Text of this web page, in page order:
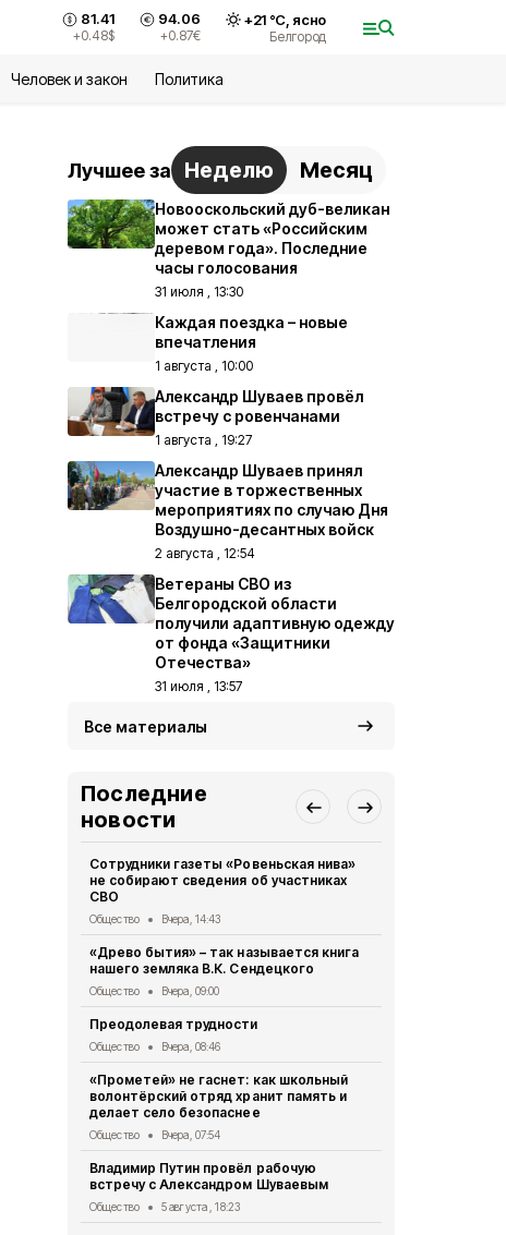
81.41
+0.48$
94.06
+0.87€
+21°С, ясно
Белгород
Человек и закон Политика
Лучшее за Неделю Месяц
Новооскольский дуб-великан
может стать «Российским
деревом года». Последние
часы голосования
31 июля , 13:30
Каждая поездка – новые
впечатления
1 августа , 10:00
Александр Шуваев провёл
встречу с ровенчанами
1 августа , 19:27
Александр Шуваев принял
участие в торжественных
мероприятиях по случаю Дня
Воздушно-десантных войск
2 августа , 12:54
Ветераны СВО из
Белгородской области
получили адаптивную одежду
от фонда «Защитники
Отечества»
31 июля , 13:57
Все материалы
Последние
новости
Сотрудники газеты «Ровеньская нива»
не собирают сведения об участниках
СВО
Общество Вчера, 14:43
«Древо бытия» – так называется книга
нашего земляка В.К. Сендецкого
Общество Вчера, 09:00
Преодолевая трудности
Общество Вчера, 08:46
«Прометей» не гаснет: как школьный
волонтёрский отряд хранит память и
делает село безопаснее
Общество Вчера, 07:54
Владимир Путин провёл рабочую
встречу с Александром Шуваевым
Общество 5 августа , 18:23